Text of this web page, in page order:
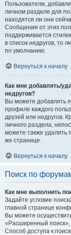
Пользователи,
личном разделе для
находятся ли они
Сообщения от этих
поддерживается
в список недругов, то
по умолчанию.
Вернуться к началу
Как мне добавлять/
недругов?
Вы можете добавлять
профиле каждого
друзей или недругов.
личного раздела,
можете также удалять
же странице.
Вернуться к началу
Поиск по
Как мне выполнить
Задайте условие
главной странице
Вы можете
«Расширенный поиск»,
Способ доступа к